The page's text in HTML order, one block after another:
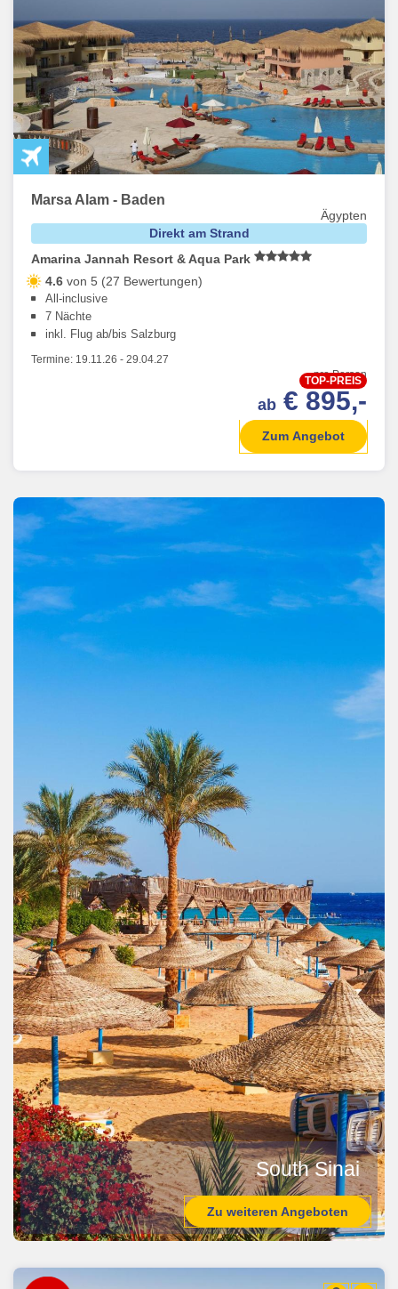
Marsa Alam - Baden
Ägypten
Direkt am Strand
Amarina Jannah Resort & Aqua Park
4.6 von 5 (27 Bewertungen)
All-inclusive
7 Nächte
inkl. Flug ab/bis Salzburg
Termine: 19.11.26 - 29.04.27
pro Person
TOP-PREIS
ab € 895,-
Zum Angebot
South Sinai
Zu weiteren Angeboten